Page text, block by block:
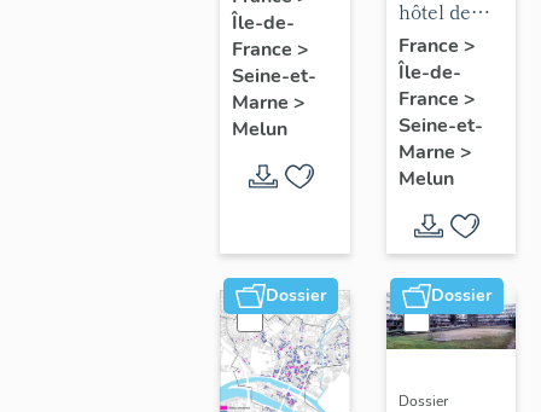
chapelle
de
l'hôpital
puis
hôpital
Île-de-
France >
Seine-et-
Marne >
Melun
mobilier
de l'hôtel
de ville
hôtel de
ville
France >
Île-de-
France >
Seine-et-
Marne >
Melun
Dossier Dossier
Dossier